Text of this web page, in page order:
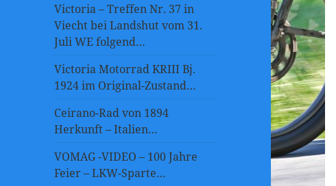
Victoria – Treffen Nr. 37 in
Viecht bei Landshut vom 31.
Juli WE folgend…
Victoria Motorrad KRIII Bj.
1924 im Original-Zustand…
Ceirano-Rad von 1894
Herkunft – Italien…
VOMAG -VIDEO – 100 Jahre
Feier – LKW-Sparte…